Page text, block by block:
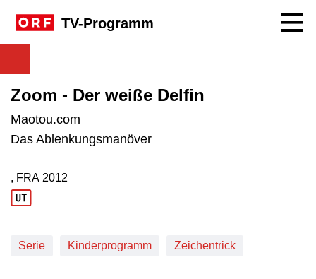
TV-Programm
Zoom - Der weiße Delfin
Maotou.com
Das Ablenkungsmanöver
Produktionsland: FRA
, FRA
Produktionsjahr: 2012
2012
Serie Kinderprogramm Zeichentrick